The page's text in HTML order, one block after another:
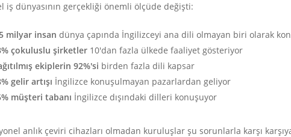
iş dünyasının gerçekliği önemli ölçüde değişti:
milyar insan dünya çapında İngilizceyi ana dili olmayan biri olarak
çokuluslu şirketler 10'dan fazla ülkede faaliyet gösteriyor
ekiplerin 92%'si birden fazla dili kapsar
gelir artışı İngilizce konuşulmayan pazarlardan geliyor
müşteri tabanı İngilizce dışındaki dilleri konuşuyor
anlık çeviri cihazları olmadan kuruluşlar şu sorunlarla karşı